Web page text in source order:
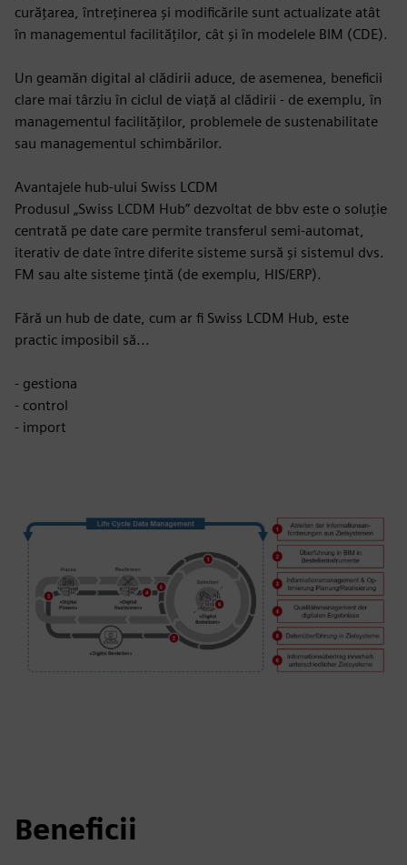
curățarea, întreținerea și modificările sunt actualizate atât
în managementul facilităților, cât și în modelele BIM (CDE).
Un geamăn digital al clădirii aduce, de asemenea, beneficii
clare mai târziu în ciclul de viață al clădirii - de exemplu, în
managementul facilităților, problemele de sustenabilitate
sau managementul schimbărilor.
Avantajele hub-ului Swiss LCDM
Produsul „Swiss LCDM Hub” dezvoltat de bbv este o soluție
centrată pe date care permite transferul semi-automat,
iterativ de date între diferite sisteme sursă și sistemul dvs.
FM sau alte sisteme țintă (de exemplu, HIS/ERP).
Fără un hub de date, cum ar fi Swiss LCDM Hub, este
practic imposibil să...
- gestiona
- control
- import
Beneficii